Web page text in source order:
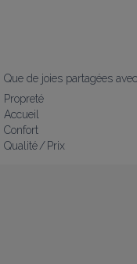
Que de joies partagées
Propreté
Accueil
Confort
Qualité / Prix